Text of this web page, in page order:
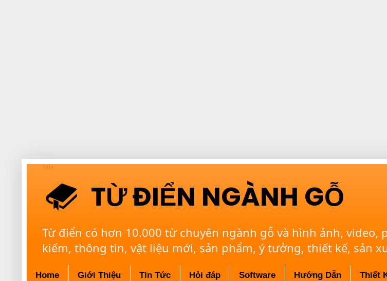
Title
TỪ ĐIỂN NGÀNH GỖ
Từ điển có hơn 10.000 từ chuyên ngành gỗ và hình ảnh,
kiếm, thông tin, vật liệu mới, sản phẩm, ý tưởng, thiết kế, sản
Home Giới Thiệu Tin Tức Hỏi đáp Software Hướng Dẫn Thiết